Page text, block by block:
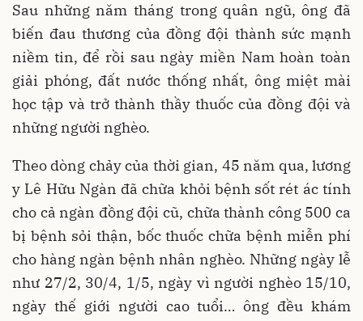
Sau những năm tháng trong quân ngũ, ông đã
biến đau thương của đồng đội thành sức mạnh
niềm tin, để rồi sau ngày miền Nam hoàn toàn
giải phóng, đất nước thống nhất, ông miệt mài
học tập và trở thành thầy thuốc của đồng đội và
những người nghèo.
Theo dòng chảy của thời gian, 45 năm qua, lương
y Lê Hữu Ngàn đã chữa khỏi bệnh sốt rét ác tính
cho cả ngàn đồng đội cũ, chữa thành công 500 ca
bị bệnh sỏi thận, bốc thuốc chữa bệnh miễn phí
cho hàng ngàn bệnh nhân nghèo. Những ngày lễ
như 27/2, 30/4, 1/5, ngày vì người nghèo 15/10,
ngày thế giới người cao tuổi… ông đều khám